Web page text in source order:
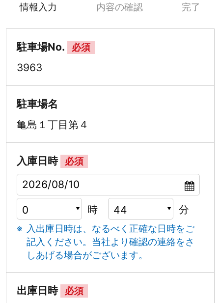
情報入力 内容の確認 完了
駐車場No. 必須
3963
駐車場名
亀島１丁目第４
入庫日時 必須
時 分
入出庫日時は、なるべく正確な日時をご
記入ください。 当社より確認の連絡をさ
しあげる場合がございます。
出庫日時 必須